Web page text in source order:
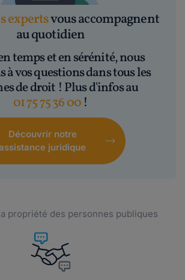
expertsvous accompagnent
au quotidien
temps et en sérénité, nous
à vos questions dans tous les
de droit ! Plus d'infos au
01 75 75 36 00 !
Découvrir notre
juridique
propriété des personnes publiques